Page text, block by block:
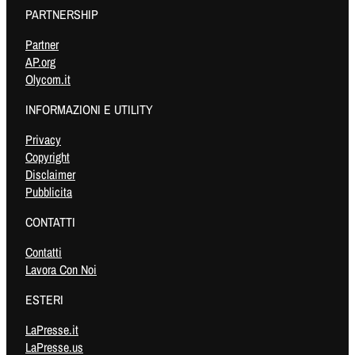
PARTNERSHIP
Partner
AP.org
Olycom.it
INFORMAZIONI E UTILITY
Privacy
Copyright
Disclaimer
Pubblicita
CONTATTI
Contatti
Lavora Con Noi
ESTERI
LaPresse.it
LaPresse.us